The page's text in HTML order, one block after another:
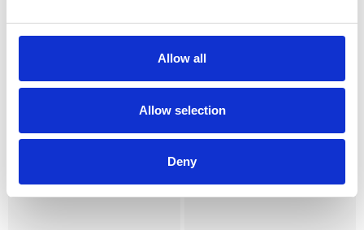
Allow all
Allow selection
Deny
Konnektor B til BienAir Unifix
Konnektor ”K”
Konnektor K til KaVo Multiflex